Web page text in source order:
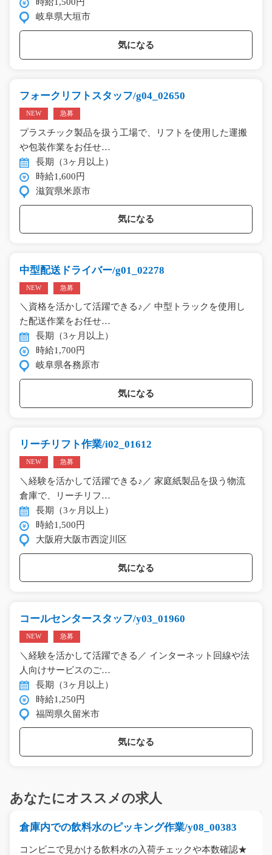
時給1,500円
岐阜県大垣市
気になる
フォークリフトスタッフ/g04_02650
NEW 急募
プラスチック製品を扱う工場で、リフトを使用した運搬
や包装作業をお任せ…
長期（3ヶ月以上）
時給1,600円
滋賀県米原市
気になる
中型配送ドライバー/g01_02278
NEW 急募
＼資格を活かして活躍できる♪／ 中型トラックを使用し
た配送作業をお任せ…
長期（3ヶ月以上）
時給1,700円
岐阜県各務原市
気になる
リーチリフト作業/i02_01612
NEW 急募
＼経験を活かして活躍できる♪／ 家庭紙製品を扱う物流
倉庫で、リーチリフ…
長期（3ヶ月以上）
時給1,500円
大阪府大阪市西淀川区
気になる
コールセンタースタッフ/y03_01960
NEW 急募
＼経験を活かして活躍できる／ インターネット回線や法
人向けサービスのご…
長期（3ヶ月以上）
時給1,250円
福岡県久留米市
気になる
あなたにオススメの求人
倉庫内での飲料水のピッキング作業/y08_00383
コンビニで見かける飲料水の入荷チェックや本数確認★